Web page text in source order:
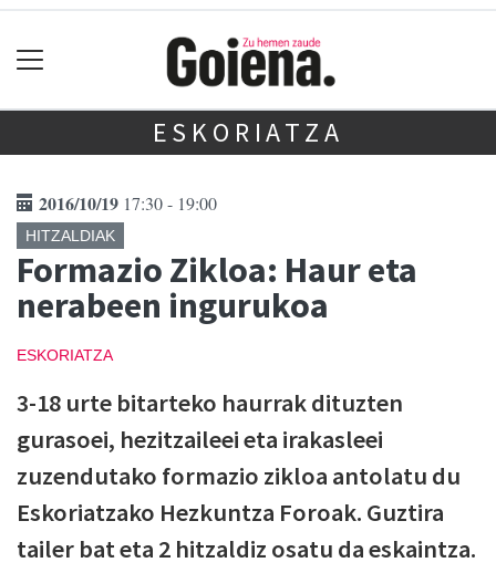
ESKORIATZA
2016/10/19 17:30 - 19:00
HITZALDIAK
Formazio Zikloa: Haur eta
nerabeen ingurukoa
ESKORIATZA
3-18 urte bitarteko haurrak dituzten
gurasoei, hezitzaileei eta irakasleei
zuzendutako formazio zikloa antolatu du
Eskoriatzako Hezkuntza Foroak. Guztira
tailer bat eta 2 hitzaldiz osatu da eskaintza.